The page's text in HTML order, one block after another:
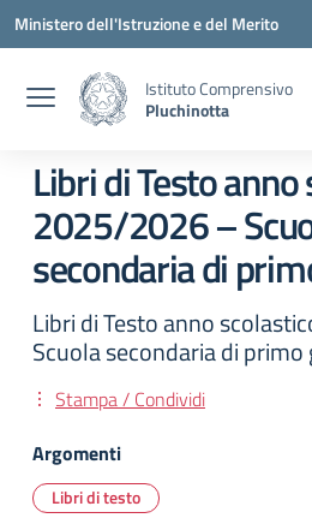
Vai ai contenuti
Vai al menu di navigazione
Vai al footer
Ministero dell'Istruzione e del Merito
Istituto Comprensivo
Pluchinotta
Libri di Testo
2025/2026 –
secondaria di
Libri di Testo anno
Scuola secondaria di primo
Stampa / Condividi
Argomenti
Libri di testo